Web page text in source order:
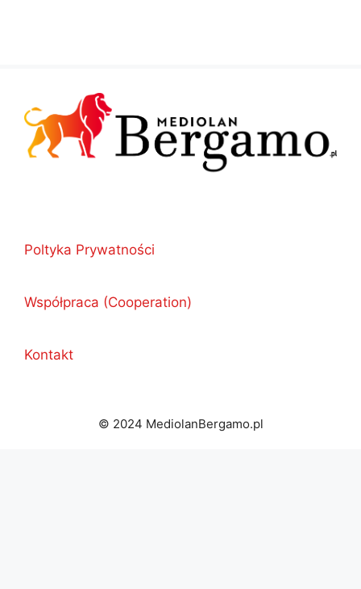
Poltyka Prywatności
Współpraca (Cooperation)
Kontakt
© 2024 MediolanBergamo.pl